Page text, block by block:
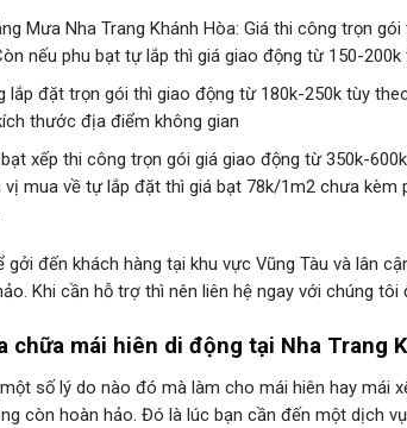
Mưa Nha Trang Khánh Hòa: Giá thi công trọn
nếu phu bạt tự lắp thì giá giao động từ 150-
lắp đặt trọn gói thì giao động từ 180k-250k tùy
thước địa điểm không gian
xếp thi công trọn gói giá giao động từ 350k-
mua về tự lắp đặt thì giá bạt 78k/1m2 chưa kèm
đến khách hàng tại khu vực Vũng Tàu và lân
Khi cần hỗ trợ thì nên liên hệ ngay với chúng
chữa mái hiên di động tại Nha Trang
số lý do nào đó mà làm cho mái hiên hay mái
còn hoàn hảo. Đó là lúc bạn cần đến một dịch